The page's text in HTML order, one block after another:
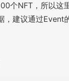
个NFT，所以这
，建议通过Event